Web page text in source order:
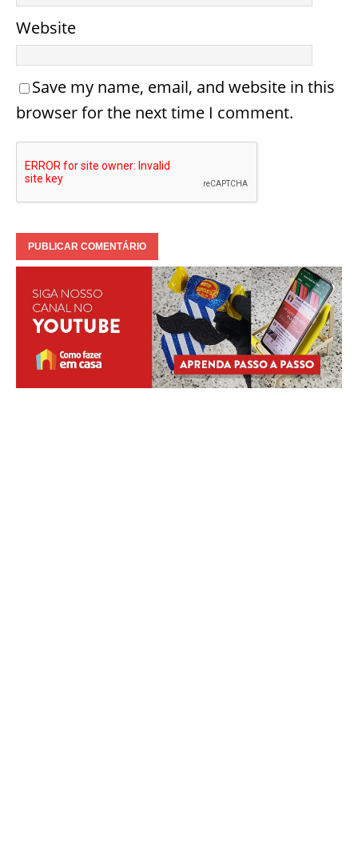
Website
Save my name, email, and website in this
browser for the next time I comment.